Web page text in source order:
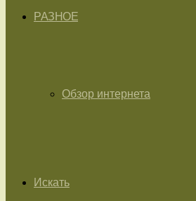
РАЗНОЕ
Обзор интернета
Искать